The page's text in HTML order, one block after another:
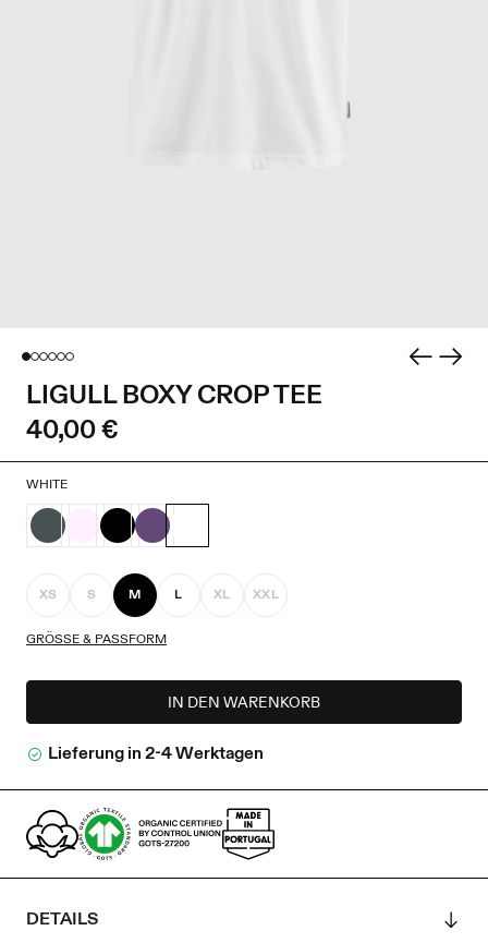
LIGULL BOXY CROP TEE
40,00 €
WHITE
XS S M L XL XXL
GRÖSSE & PASSFORM
IN DEN WARENKORB
Lieferung in 2-4 Werktagen
DETAILS